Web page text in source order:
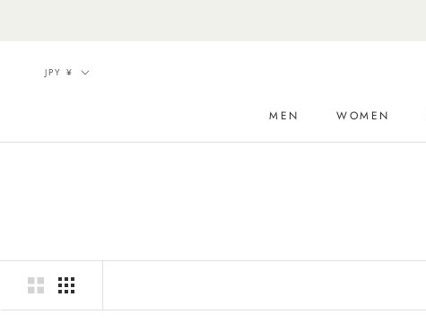
に
動
MEN WOMEN
通
JPY ¥